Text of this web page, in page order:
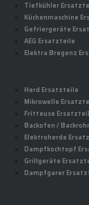
Tiefkühler
Küchenmaschine
Gefriergeräte
AEG Ersatzteile
Elektra Bregenz
Herd Ersatzteile
Mikrowelle
Fritteuse
Backofen /
Elektroherde
Dampfkochtopf
Grillgeräte
Dampfgarer